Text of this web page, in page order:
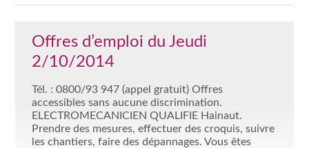
Offres d’emploi du Jeudi
2/10/2014
Tél. : 0800/93 947 (appel gratuit) Offres
accessibles sans aucune discrimination.
ELECTROMECANICIEN QUALIFIE Hainaut.
Prendre des mesures, effectuer des croquis, suivre
les chantiers, faire des dépannages. Vous êtes